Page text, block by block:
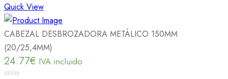
of
5
Quick View
CABEZAL DESBROZADORA METÁLICO 150MM
(20/25,4MM)
24.77€ IVA incluido